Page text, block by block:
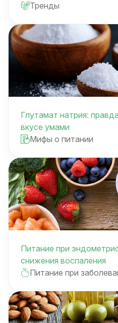
Тренды
Глутамат натрия:
вкусе умами
Мифы о питании
Питание при
снижения воспаления
Питание при